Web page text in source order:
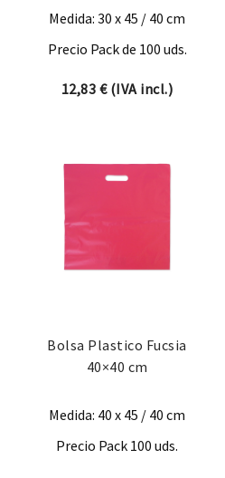
Medida: 30 x 45 / 40 cm
Precio Pack de 100 uds.
12,83 €(IVA incl.)
Bolsa Plastico Fucsia
40×40 cm
Medida: 40 x 45 / 40 cm
Precio Pack 100 uds.